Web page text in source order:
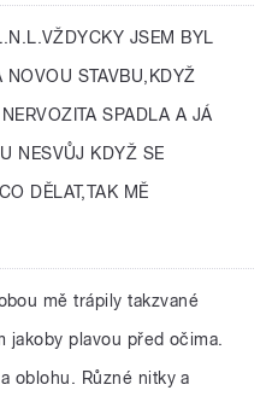
JSEM BYL
STAVBU,KDYŽ
SPADLA A JÁ
NESVŮJ KDYŽ SE
DĚLAT,TAK MĚ
mě trápily takzvané
jakoby plavou před očima.
oblohu. Různé nitky a